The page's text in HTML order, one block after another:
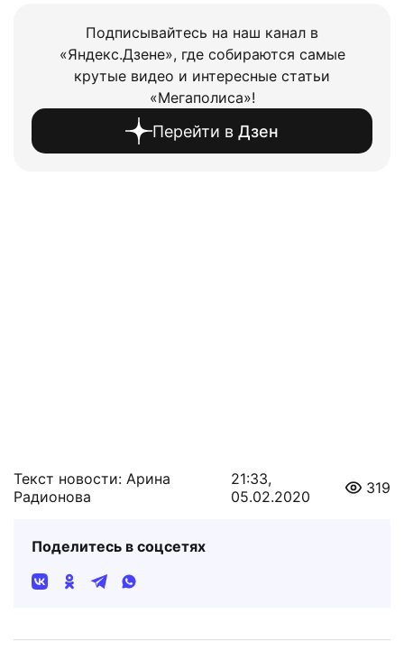
Подписывайтесь на наш канал в
«Яндекс.Дзене», где собираются самые
крутые видео и интересные статьи
«Мегаполиса»!
Перейти в Дзен
Текст новости: Арина
Радионова
21:33,
05.02.2020
319
Поделитесь в соцсетях